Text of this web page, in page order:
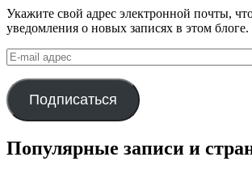
Укажите свой адрес электронной почты,
уведомления о новых записях в этом блоге.
E-
mail
адрес
Подписаться
Популярные записи и